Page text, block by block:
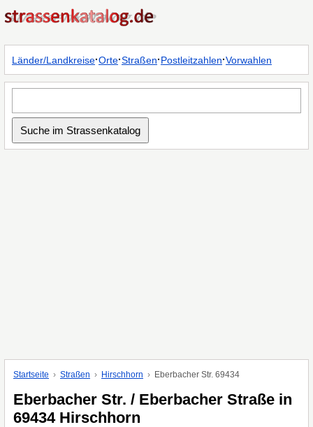
Länder/Landkreise·Orte·Straßen·Postleitzahlen·Vorwahlen
Startseite Straßen Hirschhorn Eberbacher Str. 69434
Eberbacher Str. / Eberbacher Straße in
69434 Hirschhorn